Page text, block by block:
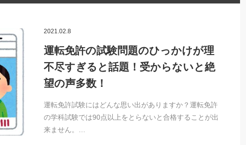
2021.02.8
運転免許の試験問題のひっかけが理
不尽すぎると話題！受からないと絶
望の声多数！
運転免許試験にはどんな思い出がありますか？運転免許
の学科試験では90点以上をとらないと合格することが出
来ません。…